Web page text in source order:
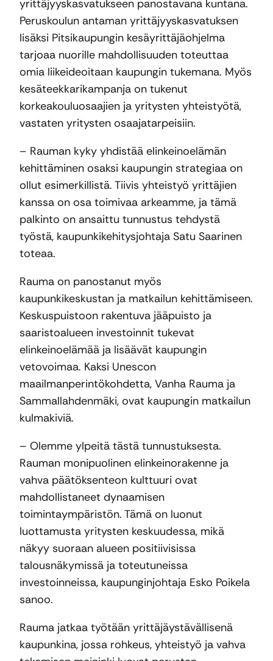
yrittäjyyskasvatukseen panostavana kuntana.
Peruskoulun antaman yrittäjyyskasvatuksen
lisäksi Pitsikaupungin kesäyrittäjäohjelma
tarjoaa nuorille mahdollisuuden toteuttaa
omia liikeideoitaan kaupungin tukemana. Myös
kesäteekkarikampanja on tukenut
korkeakouluosaajien ja yritysten yhteistyötä,
vastaten yritysten osaajatarpeisiin.
– Rauman kyky yhdistää elinkeinoelämän
kehittäminen osaksi kaupungin strategiaa on
ollut esimerkillistä. Tiivis yhteistyö yrittäjien
kanssa on osa toimivaa arkeamme, ja tämä
palkinto on ansaittu tunnustus tehdystä
työstä, kaupunkikehitysjohtaja Satu Saarinen
toteaa.
Rauma on panostanut myös
kaupunkikeskustan ja matkailun kehittämiseen.
Keskuspuistoon rakentuva jääpuisto ja
saaristoalueen investoinnit tukevat
elinkeinoelämää ja lisäävät kaupungin
vetovoimaa. Kaksi Unescon
maailmanperintökohdetta, Vanha Rauma ja
Sammallahdenmäki, ovat kaupungin matkailun
kulmakiviä.
– Olemme ylpeitä tästä tunnustuksesta.
Rauman monipuolinen elinkeinorakenne ja
vahva päätöksenteon kulttuuri ovat
mahdollistaneet dynaamisen
toimintaympäristön. Tämä on luonut
luottamusta yritysten keskuudessa, mikä
näkyy suoraan alueen positiivisissa
talousnäkymissä ja toteutuneissa
investoinneissa, kaupunginjohtaja Esko Poikela
sanoo.
Rauma jatkaa työtään yrittäjäystävällisenä
kaupunkina, jossa rohkeus, yhteistyö ja vahva